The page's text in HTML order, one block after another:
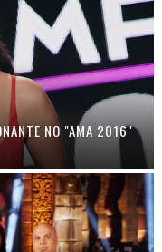
NO "AMA 2016"